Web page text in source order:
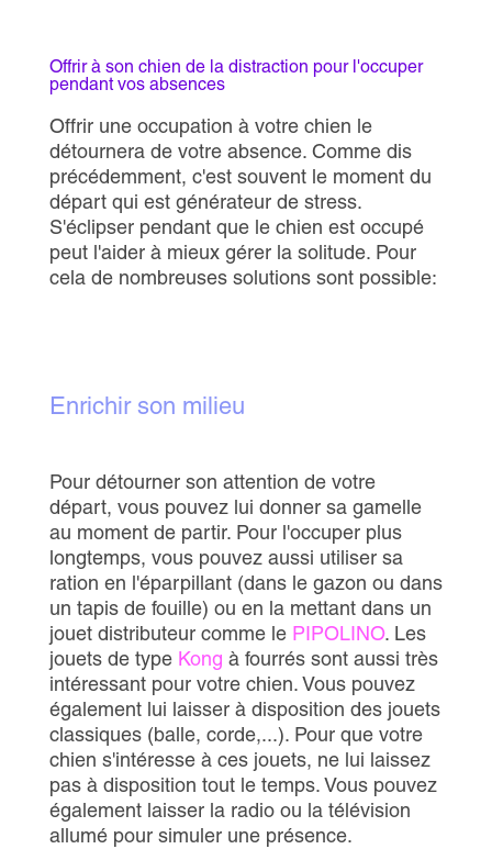
Offrir à son chien de la distraction pour l'occuper
pendant vos absences
Offrir une occupation à votre chien le
détournera de votre absence. Comme dis
précédemment, c'est souvent le moment du
départ qui est générateur de stress.
S'éclipser pendant que le chien est occupé
peut l'aider à mieux gérer la solitude. Pour
cela de nombreuses solutions sont possible:
Enrichir son milieu
Pour détourner son attention de votre
départ, vous pouvez lui donner sa gamelle
au moment de partir. Pour l'occuper plus
longtemps, vous pouvez aussi utiliser sa
ration en l'éparpillant (dans le gazon ou dans
un tapis de fouille) ou en la mettant dans un
jouet distributeur comme le PIPOLINO. Les
jouets de type Kong à fourrés sont aussi très
intéressant pour votre chien. Vous pouvez
également lui laisser à disposition des jouets
classiques (balle, corde,...). Pour que votre
chien s'intéresse à ces jouets, ne lui laissez
pas à disposition tout le temps. Vous pouvez
également laisser la radio ou la télévision
allumé pour simuler une présence.